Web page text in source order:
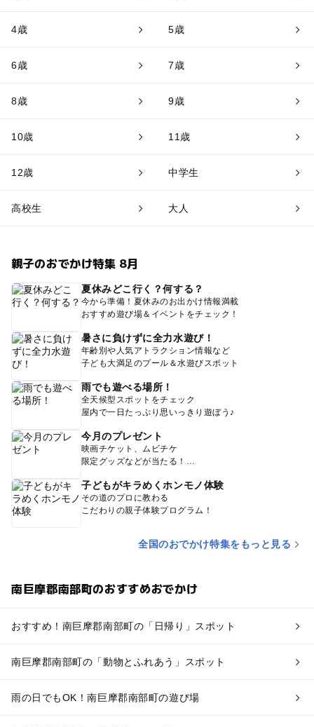
4歳 5歳
6歳 7歳
8歳 9歳
10歳 11歳
12歳 中学生
高校生 大人
親子のおでかけ特集 8月
夏休みどこ行く？何する？
今から準備！夏休みのお出かけ情報満載
おすすめ遊び場＆イベントをチェック！
暑さに負けずに全力水遊び！
年齢別や人気アトラクション情報など
子ども大満足のプール＆水遊びスポット
雨でも遊べる場所！
全天候型スポットをチェック
屋内で一日たっぷり思いっきり遊ぼう♪
今月のプレゼント
映画チケット、ムビチケ
限定グッズなどが当たる！
子どもがキラめくホンモノ体験
その道のプロに教わる
こだわりの親子体験プログラム！
全国のおでかけ特集をもっと見る
南巨摩郡南部町のおすすめおでかけ
おすすめ！南巨摩郡南部町の「日帰り」スポット
南巨摩郡南部町の「動物とふれあう」スポット
雨の日でもOK！南巨摩郡南部町の遊び場